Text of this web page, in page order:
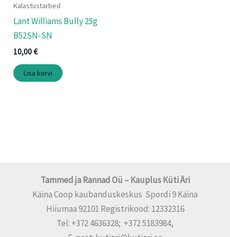
Kalastustarbed
Lant Williams Bully 25g
B52SN-SN
10,00€
Lisa korvi
Tammed ja Rannad Oü – Kauplus Küti Äri
Käina Coop kaubanduskeskus Spordi 9 Käina
Hiiumaa 92101 Registrikood: 12332316
Tel: +372 4636328; +372 5183984,